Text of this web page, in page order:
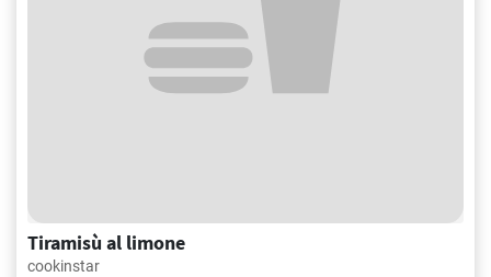
Tiramisù al limone
cookinstar